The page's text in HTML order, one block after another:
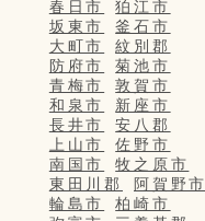
春日市
狛江市
坂東市
釜石市
大町市
紋別郡
防府市
菊池市
青梅市
敦賀市
和泉市
新座市
長井市
安八郡
上山市
佐野市
南国市
牧之原市
東田川郡
阿賀野市
輪島市
柏崎市